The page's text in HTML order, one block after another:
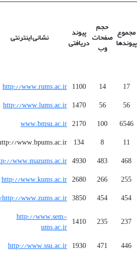
مجموع
پیوندها
حجم
صفحات
وب
پیوند
دریافتی نشانی اینترنتی
17
14
1100
http://www.rums.ac.ir
56
56
1470
http://www.lums.ac.ir
6546
100
2170
www.bmsu.ac.ir
11
8
134
www.bpums.ac.ir/
468
483
4930
www.mazums.ac.ir
255
266
2680
http://www.kums.ac.ir
454
454
3850
http://www.zums.ac.ir/
237
235
1410
http://www.sem-
ums.ac.ir
446
471
1930
http://www.ssu.ac.ir